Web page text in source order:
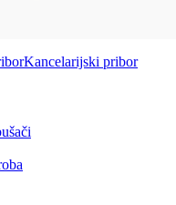
Kancelarijski pribor